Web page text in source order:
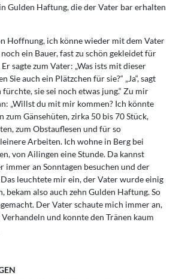
Gulden Haftung, die der Vater bar erhalten
Hoffnung, ich könne wieder mit dem Vater
ein Bauer, fast zu schön gekleidet für
sagte zum Vater: „Was ists mit dieser
Sie auch ein Plätzchen für sie?“ „Ja“, sagt
fürchte, sie sei noch etwas jung.“ Zu mir
„Willst du mit mir kommen? Ich könnte
zum Gänsehüten, zirka 50 bis 70 Stück,
zum Obstauflesen und für so
Arbeiten. Ich wohne in Berg bei
von Ailingen eine Stunde. Da kannst
immer an Sonntagen besuchen und der
leuchtete mir ein, der Vater wurde einig
bekam also auch zehn Gulden Haftung. So
Der Vater schaute mich immer an,
und konnte den Tränen kaum